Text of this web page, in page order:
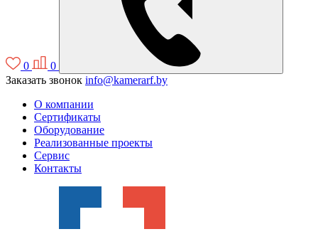
0
0
Заказать звонок info@kamerarf.by
О компании
Сертификаты
Оборудование
Реализованные проекты
Сервис
Контакты